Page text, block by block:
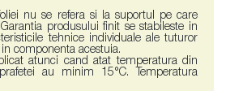
nu se refera si la suportul pe care
produsului finit se stabileste in
tehnice individuale ale tuturor
componenta acestuia.
atunci cand atat temperatura din
au minim 15°C. Temperatura